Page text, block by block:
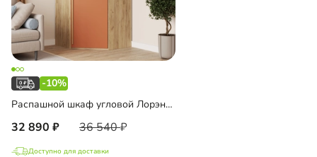
-10%
Распашной шкаф угловой Лорэна-1000 Премиум Эко
32 890 36 540
Доступно для доставки